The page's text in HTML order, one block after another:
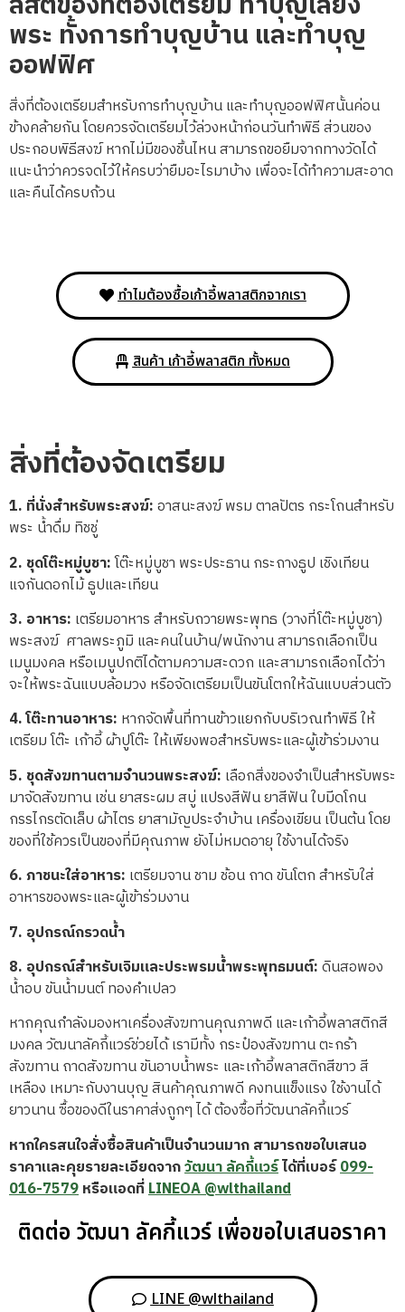
พระ ทั้งการทำบุญบ้าน และทำบุญ
ออฟฟิศ
สิ่งที่ต้องเตรียมสำหรับการทำบุญบ้าน และทำบุญออฟฟิศนั้นค่อน
ข้างคล้ายกัน โดยควรจัดเตรียมไว้ล่วงหน้าก่อนวันทำพิธี ส่วนของ
ประกอบพิธีสงฆ์ หากไม่มีของชิ้นไหน สามารถขอยืมจากทางวัดได้
แนะนำว่าควรจดไว้ให้ครบว่ายืมอะไรมาบ้าง เพื่อจะได้ทำความสะอาด
และคืนได้ครบถ้วน
ทำไมต้องซื้อเก้าอี้พลาสติกจากเรา
สินค้า เก้าอี้พลาสติก ทั้งหมด
สิ่งที่ต้องจัดเตรียม
1. ที่นั่งสำหรับพระสงฆ์:อาสนะสงฆ์ พรม ตาลปัตร กระโถนสำหรับ
พระ น้ำดื่ม ทิชชู่
2. ชุดโต๊ะหมู่บูชา:โต๊ะหมู่บูชา พระประธาน กระถางธูป เชิงเทียน
แจกันดอกไม้ ธูปและเทียน
3. อาหาร: เตรียมอาหาร สำหรับถวายพระพุทธ (วางที่โต๊ะหมู่บูชา)
พระสงฆ์ ศาลพระภูมิ และคนในบ้าน/พนักงาน สามารถเลือกเป็น
เมนูมงคล หรือเมนูปกติได้ตามความสะดวก และสามารถเลือกได้ว่า
จะให้พระฉันแบบล้อมวง หรือจัดเตรียมเป็นขันโตกให้ฉันแบบส่วนตัว
4.โต๊ะทานอาหาร: หากจัดพื้นที่ทานข้าวแยกกับบริเวณทำพิธี ให้
เตรียม โต๊ะ เก้าอี้ ผ้าปูโต๊ะ ให้เพียงพอสำหรับพระและผู้เข้าร่วมงาน
5. ชุดสังฆทานตามจำนวนพระสงฆ์: เลือกสิ่งของจำเป็นสำหรับพระ
มาจัดสังฆทาน เช่น ยาสระผม สบู่ แปรงสีฟัน ยาสีฟัน ใบมีดโกน
กรรไกรตัดเล็บ ผ้าไตร ยาสามัญประจำบ้าน เครื่องเขียน เป็นต้น โดย
ของที่ใช้ควรเป็นของที่มีคุณภาพ ยังไม่หมดอายุ ใช้งานได้จริง
6.ภาชนะใส่อาหาร: เตรียมจาน ชาม ช้อน ถาด ขันโตก สำหรับใส่
อาหารของพระและผู้เข้าร่วมงาน
7. อุปกรณ์กรวดน้ำ
8. อุปกรณ์สำหรับเจิมและประพรมน้ำพระพุทธมนต์:ดินสอพอง
น้ำอบ ขันน้ำมนต์ ทองคำเปลว
หากคุณกำลังมองหาเครื่องสังฆทานคุณภาพดี และเก้าอี้พลาสติกสี
มงคล วัฒนาลัคกี้แวร์ช่วยได้ เรามีทั้ง กระป๋องสังฆทาน ตะกร้า
สังฆทาน ถาดสังฆทาน ขันอาบน้ำพระ และเก้าอี้พลาสติกสีขาว สี
เหลือง เหมาะกับงานบุญ สินค้าคุณภาพดี คงทนแข็งแรง ใช้งานได้
ยาวนาน ซื้อของดีในราคาส่งถูกๆ ได้ ต้องซื้อที่วัฒนาลัคกี้แวร์
หากใครสนใจสั่งซื้อสินค้าเป็นจำนวนมาก สามารถขอใบเสนอ
ราคาและคุยรายละเอียดจากวัฒนา ลัคกี้แวร์ได้ที่เบอร์099-
016-7579หรือแอดที่LINEOA @wlthailand
ติดต่อ วัฒนา ลัคกี้แวร์ เพื่อขอใบเสนอราคา
LINE @wlthailand